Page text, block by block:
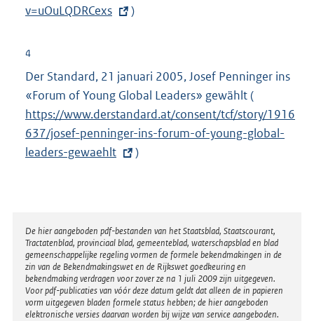
e
l
i
n
v=uOuLQDRCexs
)
4
Der Standard, 21 januari 2005, Josef Penninger ins
«Forum of Young Global Leaders» gewählt (
x
t
l
i
k
:
https://www.derstandard.at/consent/tcf/story/1916
637/josef-penninger-ins-forum-of-young-global-
leaders-gewaehlt
)
Disclaimer
De hier aangeboden pdf-bestanden van het Staatsblad, Staatscourant,
Tractatenblad, provinciaal blad, gemeenteblad, waterschapsblad en blad
gemeenschappelijke regeling vormen de formele bekendmakingen in de
zin van de Bekendmakingswet en de Rijkswet goedkeuring en
bekendmaking verdragen voor zover ze na 1 juli 2009 zijn uitgegeven.
Voor pdf-publicaties van vóór deze datum geldt dat alleen de in papieren
vorm uitgegeven bladen formele status hebben; de hier aangeboden
elektronische versies daarvan worden bij wijze van service aangeboden.